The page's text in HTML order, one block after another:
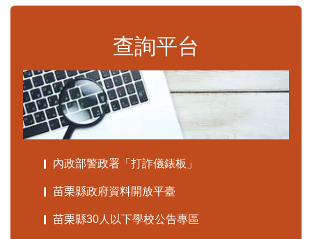
查詢平台
內政部警政署「打詐儀錶板」
苗栗縣政府資料開放平臺
苗栗縣30人以下學校公告專區